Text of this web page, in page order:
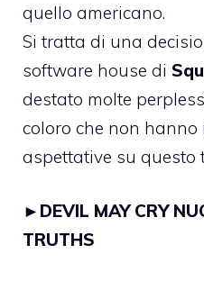
quello americano.
Si tratta di una
software house di
destato molte
coloro che non
aspettative su questo
► DEVIL MAY CRY
TRUTHS